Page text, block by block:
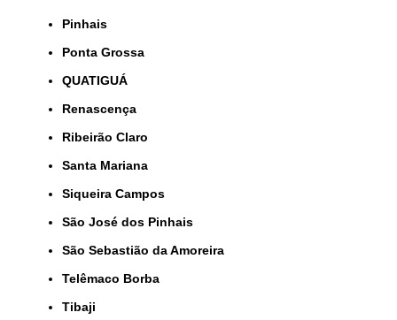
Pinhais
Ponta Grossa
QUATIGUÁ
Renascença
Ribeirão Claro
Santa Mariana
Siqueira Campos
São José dos Pinhais
São Sebastião da Amoreira
Telêmaco Borba
Tibaji